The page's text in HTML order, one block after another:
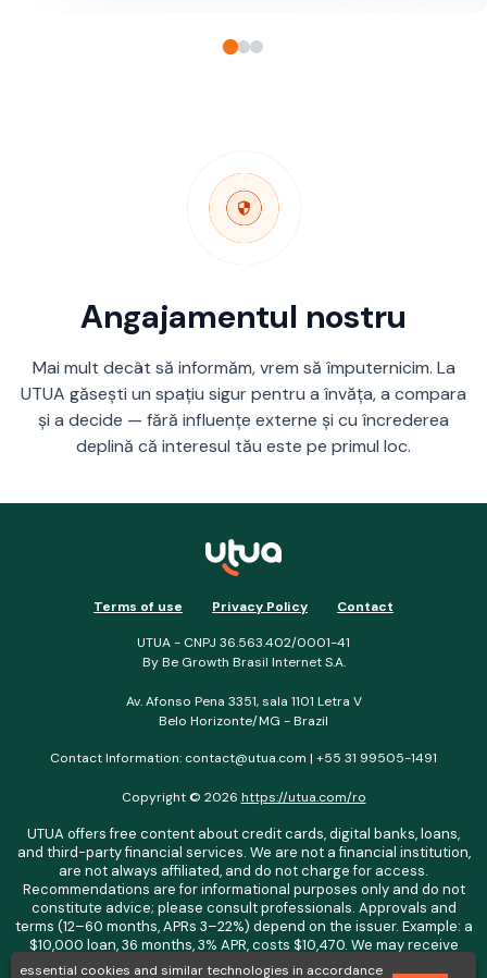
Angajamentul nostru
Mai mult decât să informăm, vrem să împuternicim. La
UTUA găsești un spațiu sigur pentru a învăța, a compara
și a decide — fără influențe externe și cu încrederea
deplină că interesul tău este pe primul loc.
Terms of use Privacy Policy Contact
UTUA - CNPJ 36.563.402/0001-41
By Be Growth Brasil Internet S.A.
Av. Afonso Pena 3351, sala 1101 Letra V
Belo Horizonte/MG - Brazil
Contact Information: contact@utua.com | +55 31 99505-1491
Copyright © 2026 https://utua.com/ro
UTUA offers free content about credit cards, digital banks, loans,
and third-party financial services. We are not a financial institution,
are not always affiliated, and do not charge for access.
Recommendations are for informational purposes only and do not
constitute advice; please consult professionals. Approvals and
terms (12–60 months, APRs 3–22%) depend on the issuer. Example: a
$10,000 loan, 36 months, 3% APR, costs $10,470. We may receive
affiliate commissions. We comply with LGPD, GDPR, and CCPA; you
essential cookies and similar technologies in accordance